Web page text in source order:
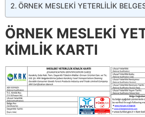
ÖRNEK MESLEKİ YETERLİLİK
ÖRNEK MESLEKİ
KİMLİK KARTI